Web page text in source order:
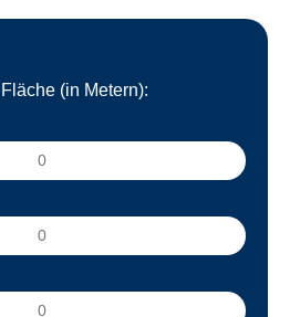
(in Metern):